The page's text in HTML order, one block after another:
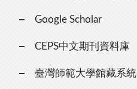
Google Scholar
CEPS中文期刊資料庫
臺灣師範大學館藏系統